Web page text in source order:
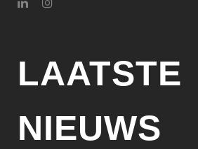
LAATSTE
NIEUWS